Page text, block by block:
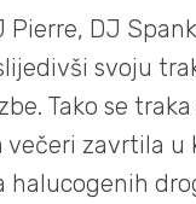
DJ
svoju
Tako se
zavrtila u